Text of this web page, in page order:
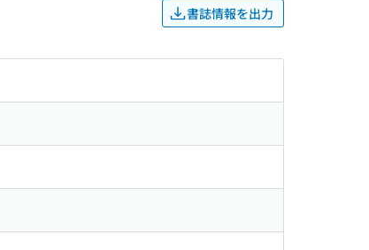
書誌情報を出力